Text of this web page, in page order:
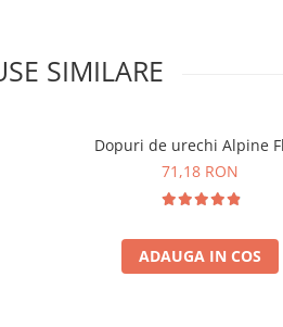
SIMILARE
Dopuri de urechi Alpine
71,18 RON
ADAUGA IN COS